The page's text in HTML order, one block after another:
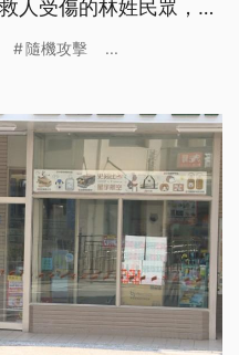
人受傷的林姓民眾，都
照《出獄人口管理辦
隨機攻擊 ...